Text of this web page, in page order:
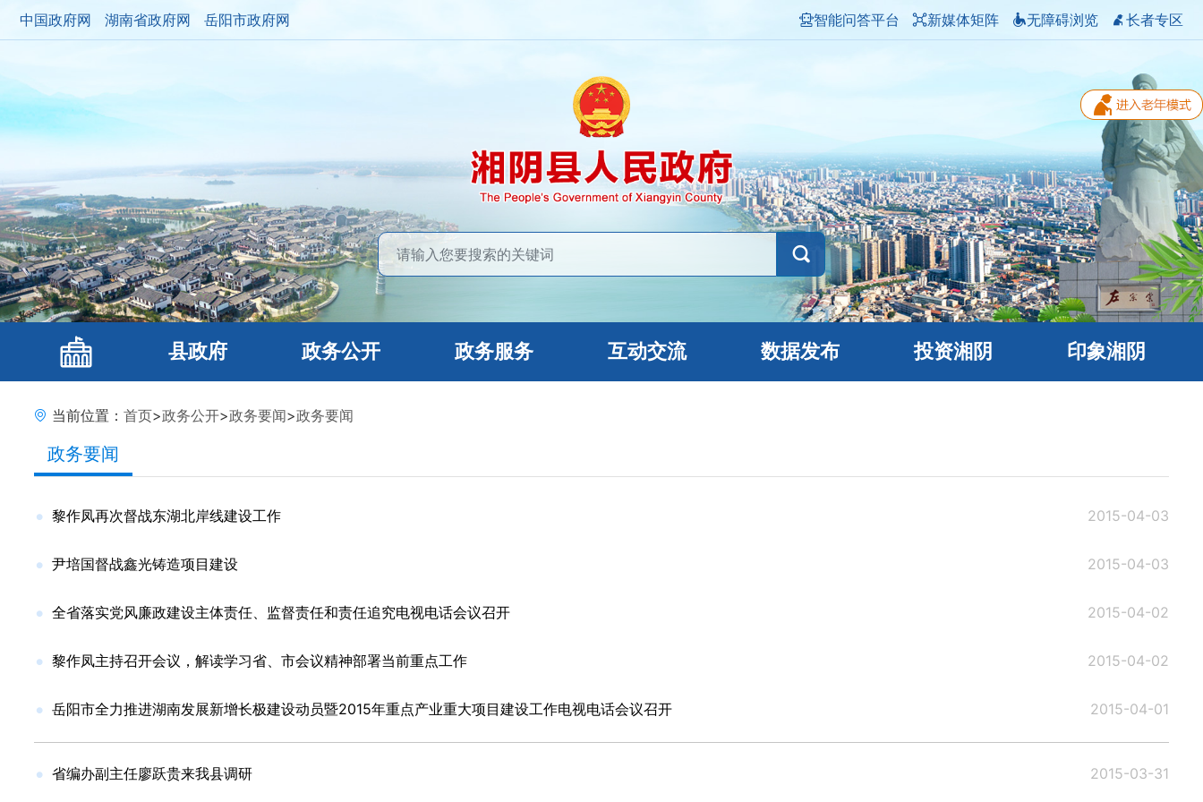
中国政府网 湖南省政府网 岳阳市政府网 智能问答平台 新媒体矩阵 无障碍浏览 长者专区
县政府 政务公开 政务服务 互动交流 数据发布 投资湘阴 印象湘阴
当前位置： 首页>政务公开>政务要闻>政务要闻
政务要闻
黎作凤再次督战东湖北岸线建设工作 2015-04-03
尹培国督战鑫光铸造项目建设 2015-04-03
全省落实党风廉政建设主体责任、监督责任和责任追究电视电话会议召开 2015-04-02
黎作凤主持召开会议，解读学习省、市会议精神部署当前重点工作 2015-04-02
岳阳市全力推进湖南发展新增长极建设动员暨2015年重点产业重大项目建设工作电视电话会议召开 2015-04-01
省编办副主任廖跃贵来我县调研 2015-03-31